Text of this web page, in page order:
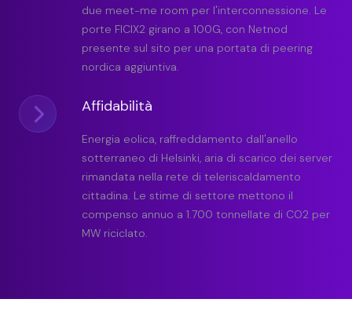
due meet-me room per l'interconnessione. Le
porte FICIX2 girano a 100G, con Netnod
presente sul sito per una portata di peering
nordica aggiuntiva.
Affidabilità
Energia eolica, raffreddamento dall'anello
sotterraneo di Helsinki, aria di scarico dei server
rimandata nella rete di teleriscaldamento
cittadina. Le stime di settore mettono il
compenso annuo a 1.700 tonnellate di CO2 per
MW riciclato.